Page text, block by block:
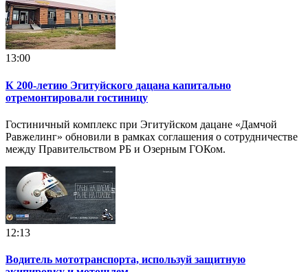
13:00
К 200-летию Эгитуйского дацана капитально
отремонтировали гостиницу
Гостиничный комплекс при Эгитуйском дацане «Дамчой
Равжелинг» обновили в рамках соглашения о сотрудничестве
между Правительством РБ и Озерным ГОКом.
12:13
Водитель мототранспорта, используй защитную